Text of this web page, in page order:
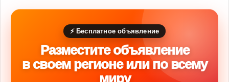
⚡ Бесплатное объявление
Разместите объявление
в своем регионе или по всему
миру